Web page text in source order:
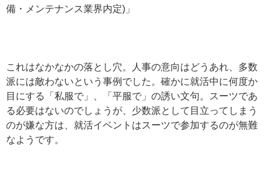
備・メンテナンス業界内定)」
これはなかなかの落とし穴。人事の意向はどうあれ、多数
派には敵わないという事例でした。確かに就活中に何度か
目にする「私服で」、「平服で」の誘い文句。スーツであ
る必要はないのでしょうが、少数派として目立ってしまう
のが嫌な方は、就活イベントはスーツで参加するのが無難
なようです。